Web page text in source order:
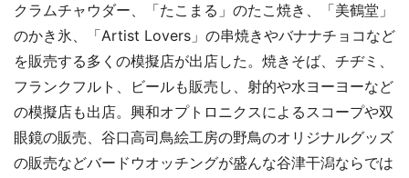
クラムチャウダー、「たこまる」のたこ焼き、「美鶴堂」
のかき氷、「Artist Lovers」の串焼きやバナナチョコなど
を販売する多くの模擬店が出店した。焼きそば、チヂミ、
フランクフルト、ビールも販売し、射的や水ヨーヨーなど
の模擬店も出店。興和オプトロニクスによるスコープや双
眼鏡の販売、谷口高司鳥絵工房の野鳥のオリジナルグッズ
の販売などバードウオッチングが盛んな谷津干潟ならでは